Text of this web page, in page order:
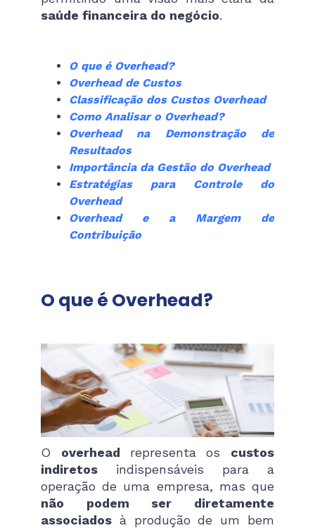
saúde financeira do negócio.
O que é Overhead?
Overhead de Custos
Classificação dos Custos Overhead
Como Analisar o Overhead?
Overhead na Demonstração de
Resultados
Importância da Gestão do Overhead
Estratégias para Controle do
Overhead
Overhead e a Margem de
Contribuição
O que é Overhead?
O overhead representa os custos
indiretos indispensáveis para a
operação de uma empresa, mas que
não podem ser diretamente
associados à produção de um bem